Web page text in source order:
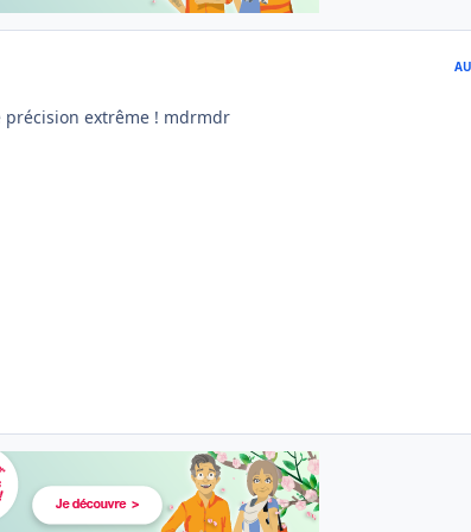
extrême ! mdrmdr